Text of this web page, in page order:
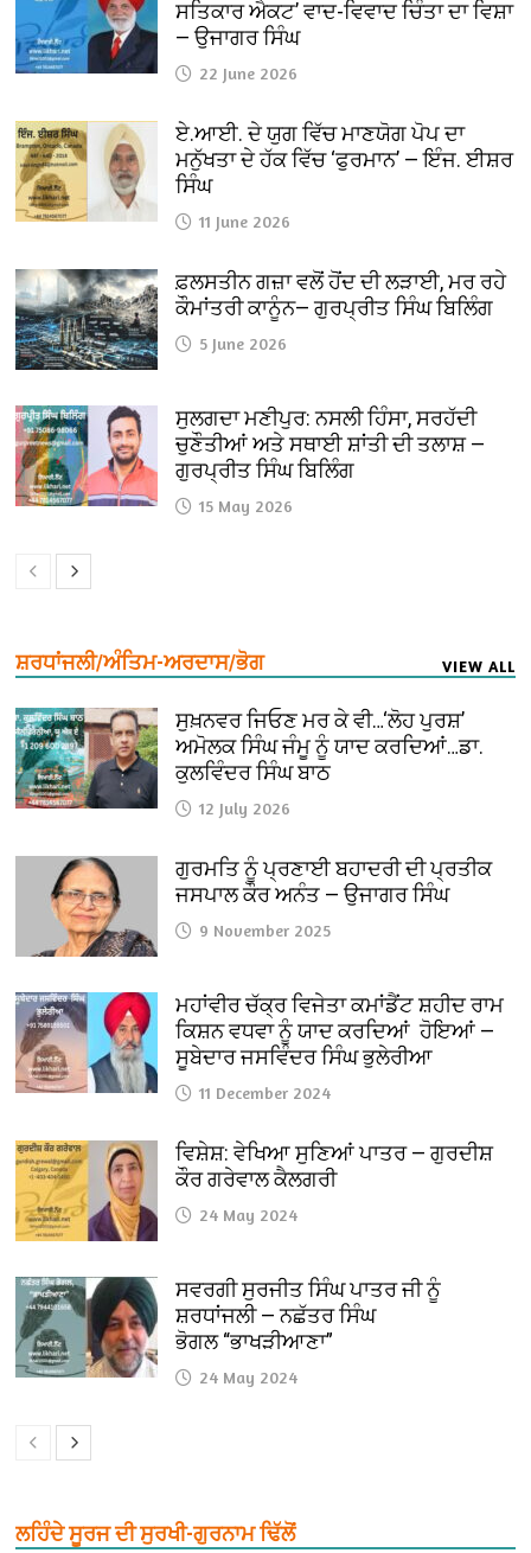
ਸਤਿਕਾਰ ਐਕਟ’ ਵਾਦ-ਵਿਵਾਦ ਚਿੰਤਾ ਦਾ ਵਿਸ਼ਾ
— ਉਜਾਗਰ ਸਿੰਘ
22 June 2026
ਏ.ਆਈ. ਦੇ ਯੁਗ ਵਿੱਚ ਮਾਣਯੋਗ ਪੋਪ ਦਾ
ਮਨੁੱਖਤਾ ਦੇ ਹੱਕ ਵਿੱਚ ‘ਫੁਰਮਾਨ’ — ਇੰਜ. ਈਸ਼ਰ
ਸਿੰਘ
11 June 2026
ਫ਼ਲਸਤੀਨ ਗਜ਼ਾ ਵਲੋਂ ਹੋਂਦ ਦੀ ਲੜਾਈ, ਮਰ ਰਹੇ
ਕੌਮਾਂਤਰੀ ਕਾਨੂੰਨ— ਗੁਰਪ੍ਰੀਤ ਸਿੰਘ ਬਿਲਿੰਗ
5 June 2026
ਸੁਲਗਦਾ ਮਣੀਪੁਰ: ਨਸਲੀ ਹਿੰਸਾ, ਸਰਹੱਦੀ
ਚੁਣੌਤੀਆਂ ਅਤੇ ਸਥਾਈ ਸ਼ਾਂਤੀ ਦੀ ਤਲਾਸ਼ —
ਗੁਰਪ੍ਰੀਤ ਸਿੰਘ ਬਿਲਿੰਗ
15 May 2026
ਸ਼ਰਧਾਂਜਲੀ/ਅੰਤਿਮ-ਅਰਦਾਸ/ਭੋਗ VIEW ALL
ਸੁਖ਼ਨਵਰ ਜਿਓਣ ਮਰ ਕੇ ਵੀ…‘ਲੋਹ ਪੁਰਸ਼’
ਅਮੋਲਕ ਸਿੰਘ ਜੰਮੂ ਨੂੰ ਯਾਦ ਕਰਦਿਆਂ…ਡਾ.
ਕੁਲਵਿੰਦਰ ਸਿੰਘ ਬਾਠ
12 July 2026
ਗੁਰਮਤਿ ਨੂੰ ਪ੍ਰਣਾਈ ਬਹਾਦਰੀ ਦੀ ਪ੍ਰਤੀਕ
ਜਸਪਾਲ ਕੌਰ ਅਨੰਤ — ਉਜਾਗਰ ਸਿੰਘ
9 November 2025
ਮਹਾਂਵੀਰ ਚੱਕ੍ਰ ਵਿਜੇਤਾ ਕਮਾਂਡੈਂਟ ਸ਼ਹੀਦ ਰਾਮ
ਕਿਸ਼ਨ ਵਧਵਾ ਨੂੰ ਯਾਦ ਕਰਦਿਆਂ ਹੋਇਆਂ —
ਸੂਬੇਦਾਰ ਜਸਵਿੰਦਰ ਸਿੰਘ ਭੁਲੇਰੀਆ
11 December 2024
ਵਿਸ਼ੇਸ਼: ਵੇਖਿਆ ਸੁਣਿਆਂ ਪਾਤਰ — ਗੁਰਦੀਸ਼
ਕੌਰ ਗਰੇਵਾਲ ਕੈਲਗਰੀ
24 May 2024
ਸਵਰਗੀ ਸੁਰਜੀਤ ਸਿੰਘ ਪਾਤਰ ਜੀ ਨੂੰ
ਸ਼ਰਧਾਂਜਲੀ — ਨਛੱਤਰ ਸਿੰਘ
ਭੋਗਲ “ਭਾਖੜੀਆਣਾ”
24 May 2024
ਲਹਿੰਦੇ ਸੂਰਜ ਦੀ ਸੁਰਖੀ-ਗੁਰਨਾਮ ਢਿੱਲੋਂ